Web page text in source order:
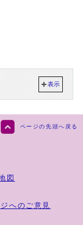
表示
ページの先頭へ戻る
図
へのご意見